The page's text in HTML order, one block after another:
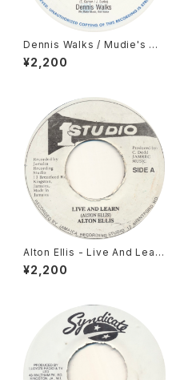
Dennis Walks / Mudie's Du
b Crew - Misty / Froggy Du
b [Ham / 2002 Reissue]
¥2,200
Alton Ellis - Live And Learn
[Studio One / ???? Reissu
e]
¥2,200